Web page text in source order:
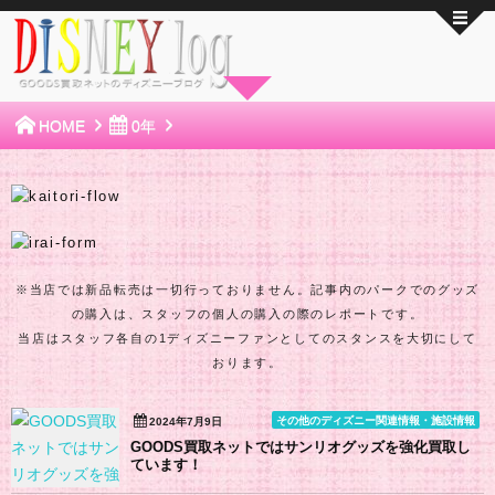
HOME 0年
※当店では新品転売は一切行っておりません。記事内のパークでのグッズ
の購入は、スタッフの個人の購入の際のレポートです。
当店はスタッフ各自の1ディズニーファンとしてのスタンスを大切にして
おります。
2024年7月9日 その他のディズニー関連情報・施設情報
GOODS買取ネットではサンリオグッズを強化買取し
ています！